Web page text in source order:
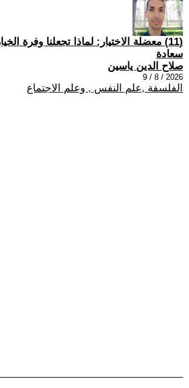
(11) معضلة الاختيار: لماذا تجعلنا وفرة
سعادة
صلاح الدين ياسين
2026 / 8 / 9
الفلسفة ,علم النفس , وعلم الاجتماع